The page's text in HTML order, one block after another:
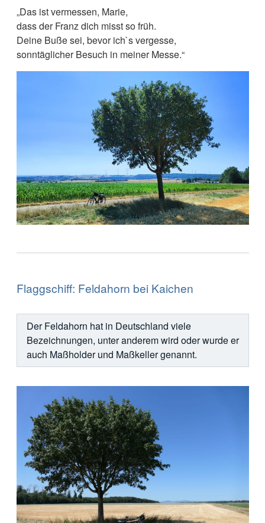
„Das ist vermessen, Marie,
dass der Franz dich misst so früh.
Deine Buße sei, bevor ich`s vergesse,
sonntäglicher Besuch in meiner Messe.“
Flaggschiff: Feldahorn bei Kaichen
Der Feldahorn hat in Deutschland viele
Bezeichnungen, unter anderem wird oder wurde er
auch Maßholder und Maßkeller genannt.